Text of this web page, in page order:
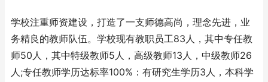
学校注重师资建设，打造了一支师德高尚，理念先进，业
务精良的教师队伍。学校现有教职员工83人，其中专任教
师50人，其中特级教师5人，高级教师13人，中级教师26
人;专任教师学历达标率100%：有研究生学历3人，本科学